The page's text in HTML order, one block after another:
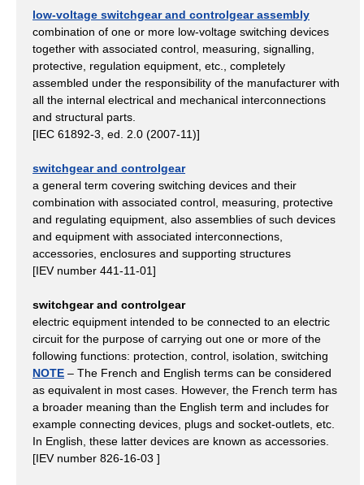
low-voltage switchgear and controlgear assembly
combination of one or more low-voltage switching devices
together with associated control, measuring, signalling,
protective, regulation equipment, etc., completely
assembled under the responsibility of the manufacturer with
all the internal electrical and mechanical interconnections
and structural parts.
[IEC 61892-3, ed. 2.0 (2007-11)]
switchgear and controlgear
a general term covering switching devices and their
combination with associated control, measuring, protective
and regulating equipment, also assemblies of such devices
and equipment with associated interconnections,
accessories, enclosures and supporting structures
[IEV number 441-11-01]
switchgear and controlgear
electric equipment intended to be connected to an electric
circuit for the purpose of carrying out one or more of the
following functions: protection, control, isolation, switching
NOTE – The French and English terms can be considered
as equivalent in most cases. However, the French term has
a broader meaning than the English term and includes for
example connecting devices, plugs and socket-outlets, etc.
In English, these latter devices are known as accessories.
[IEV number 826-16-03 ]